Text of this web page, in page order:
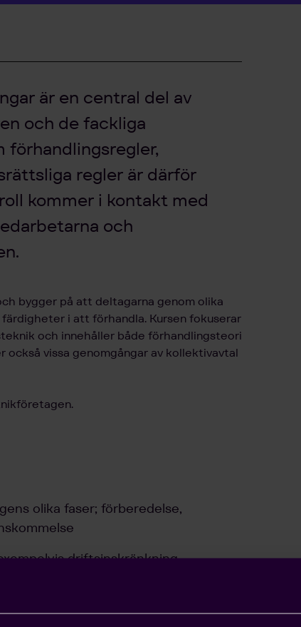
är en central del av
och de fackliga
förhandlingsregler,
regler är därför
kommer i kontakt med
och
bygger på att deltagarna genom olika
i att förhandla. Kursen fokuserar
och innehåller både förhandlingsteori
också vissa genomgångar av kollektivavtal
olika faser; förberedelse,
driftsinskränkning,